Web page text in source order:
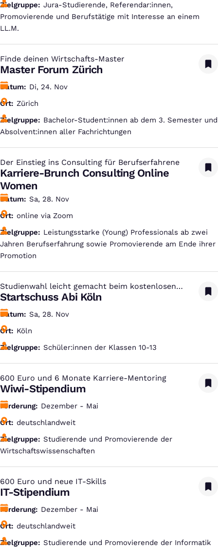
Zielgruppe
Jura-Studierende, Referendar:innen,
Promovierende und Berufstätige mit Interesse an einem
LL.M.
Finde deinen Wirtschafts-Master
:
Master Forum Zürich
Datum
Di, 24. Nov
Ort
Zürich
Zielgruppe
Bachelor-Student:innen ab dem 3. Semester und
Absolvent:innen aller Fachrichtungen
Der Einstieg ins Consulting für Berufserfahrene
:
Karriere-Brunch Consulting Online
Women
Datum
Sa, 28. Nov
Ort
online via Zoom
Zielgruppe
Leistungsstarke (Young) Professionals ab zwei
Jahren Berufserfahrung sowie Promovierende am Ende ihrer
Promotion
Studienwahl leicht gemacht beim kostenlosen
Studien-Infotag
:
Startschuss Abi Köln
Datum
Sa, 28. Nov
Ort
Köln
Zielgruppe
Schüler:innen der Klassen 10-13
600 Euro und 6 Monate Karriere-Mentoring
:
Wiwi-Stipendium
Förderung
Dezember - Mai
Ort
deutschlandweit
Zielgruppe
Studierende und Promovierende der
Wirtschaftswissenschaften
600 Euro und neue IT-Skills
:
IT-Stipendium
Förderung
Dezember - Mai
Ort
deutschlandweit
Zielgruppe
Studierende und Promovierende der Informatik